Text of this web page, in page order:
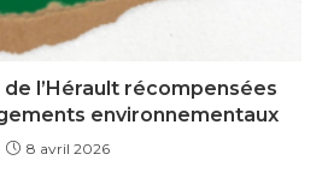
l’Hérault récompensées
environnementaux
8 avril 2026